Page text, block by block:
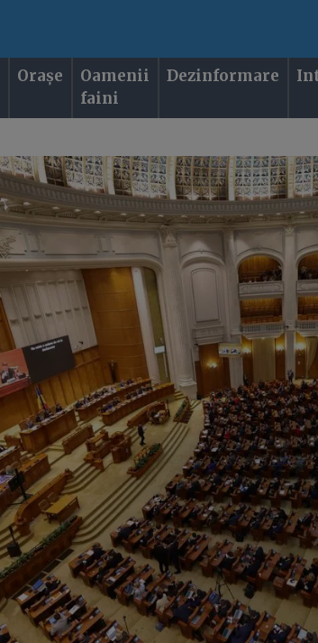
Orașe
Oamenii
faini
Dezinformare